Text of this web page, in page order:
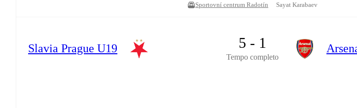
Sportovní centrum Radotín Sayat Karabaev
Slavia Prague U19 5 - 1
Tempo completo